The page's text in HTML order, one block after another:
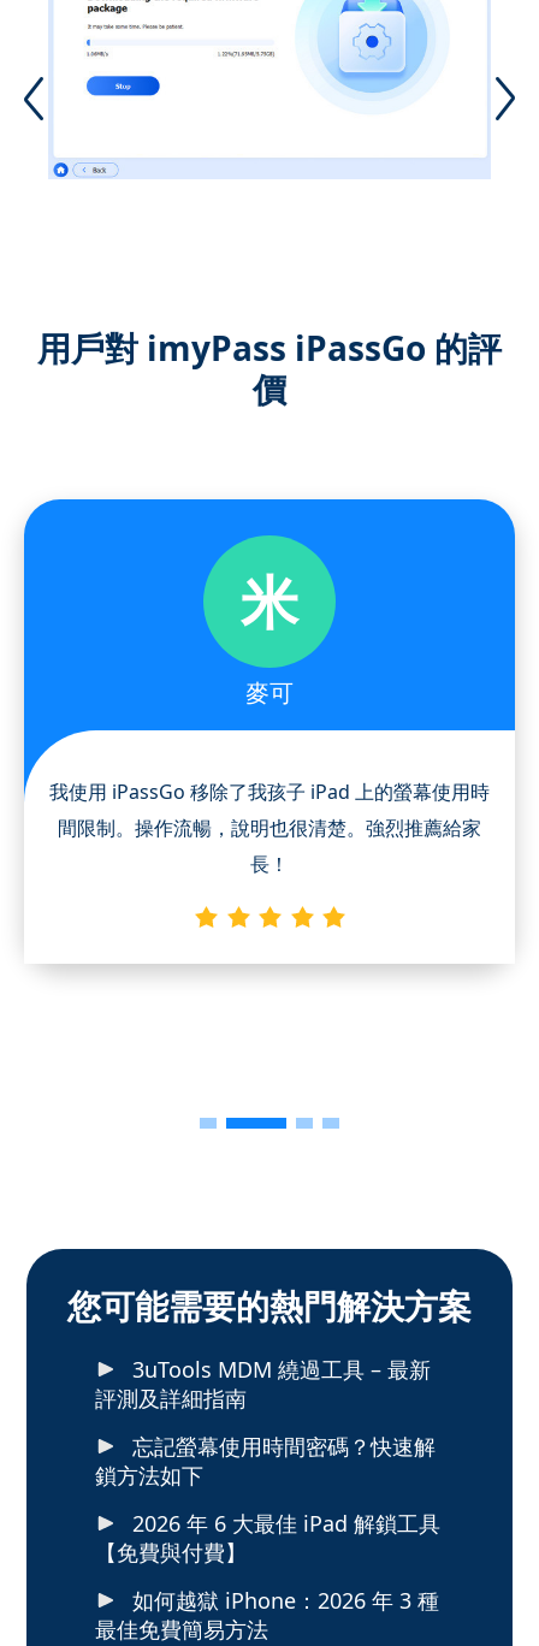
用戶對 imyPass iPassGo 的評
價
米
麥可
我使用 iPassGo 移除了我孩子 iPad 上的螢幕使用時
間限制。操作流暢，說明也很清楚。強烈推薦給家
長！
您可能需要的熱門解決方案
3uTools MDM 繞過工具 – 最新
評測及詳細指南
忘記螢幕使用時間密碼？快速解
鎖方法如下
2026 年 6 大最佳 iPad 解鎖工具
【免費與付費】
如何越獄 iPhone：2026 年 3 種
最佳免費簡易方法